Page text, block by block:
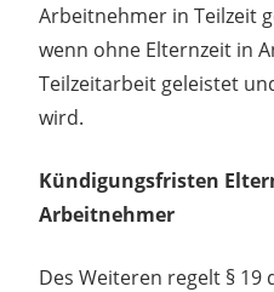
Arbeitnehmer in Teilzeit
wenn ohne Elternzeit in
Teilzeitarbeit geleistet
wird.
Kündigungsfristen
Arbeitnehmer
Des Weiteren regelt § 19